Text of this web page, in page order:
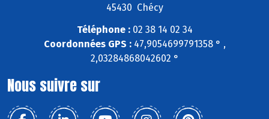
45430 Chécy
Téléphone :02 38 14 02 34
Coordonnées GPS :47,9054699791358 ° ,
2,03284868042602 °
Nous suivre sur